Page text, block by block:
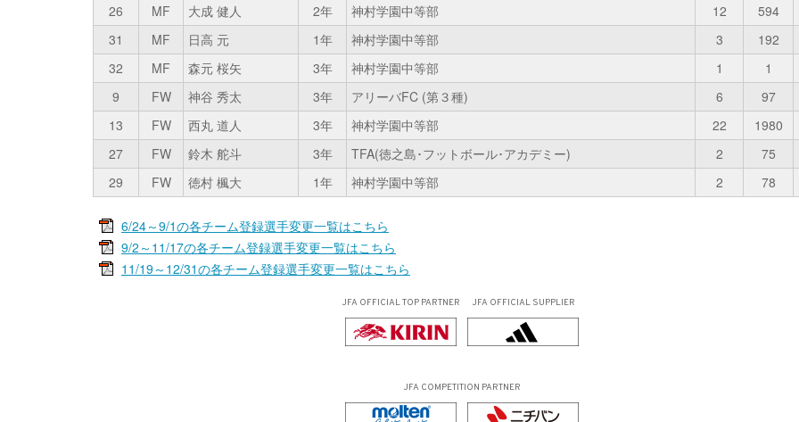
26
MF 大成 健人 2年 神村学園中等部 12 594
31
MF 日高 元 1年 神村学園中等部 3 192
32
MF 森元 桜矢 3年 神村学園中等部 1 1
9
FW 神谷 秀太 3年 アリーバFC (第３種) 6 97
13
FW 西丸 道人 3年 神村学園中等部 22 1980
27
FW 鈴木 舵斗 3年 TFA(徳之島･フットボール･アカデミー) 2 75
29
FW 徳村 楓大 1年 神村学園中等部 2 78
6/24～9/1の各チーム登録選手変更一覧はこちら
9/2～11/17の各チーム登録選手変更一覧はこちら
11/19～12/31の各チーム登録選手変更一覧はこちら
JFA OFFICIALTOP PARTNER JFA OFFICIAL SUPPLIER
JFA COMPETITION PARTNER